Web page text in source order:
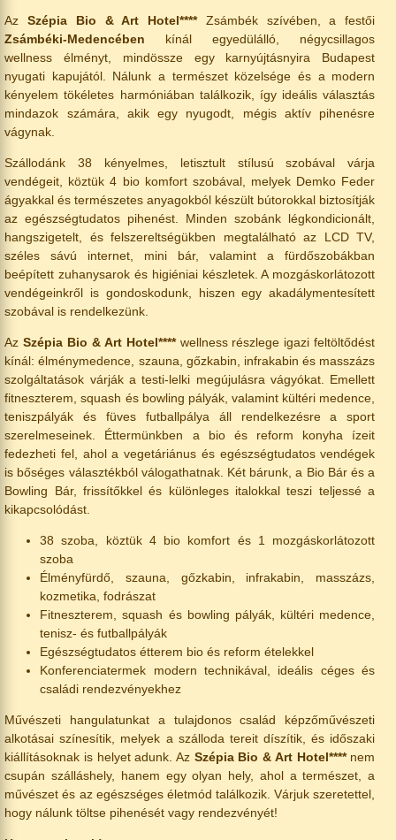
AzSzépia Bio & Art Hotel****Zsámbék szívében, a festői
Zsámbéki-Medencében kínál egyedülálló, négycsillagos
wellness élményt, mindössze egy karnyújtásnyira Budapest
nyugati kapujától. Nálunk a természet közelsége és a modern
kényelem tökéletes harmóniában találkozik, így ideális választás
mindazok számára, akik egy nyugodt, mégis aktív pihenésre
vágynak.
Szállodánk 38 kényelmes, letisztult stílusú szobával várja
vendégeit, köztük 4 bio komfort szobával, melyek Demko Feder
ágyakkal és természetes anyagokból készült bútorokkal biztosítják
az egészségtudatos pihenést. Minden szobánk légkondicionált,
hangszigetelt, és felszereltségükben megtalálható az LCD TV,
széles sávú internet, mini bár, valamint a fürdőszobákban
beépített zuhanysarok és higiéniai készletek. A mozgáskorlátozott
vendégeinkről is gondoskodunk, hiszen egy akadálymentesített
szobával is rendelkezünk.
AzSzépia Bio & Art Hotel****wellness részlege igazi feltöltődést
kínál: élménymedence, szauna, gőzkabin, infrakabin és masszázs
szolgáltatások várják a testi-lelki megújulásra vágyókat. Emellett
fitneszterem, squash és bowling pályák, valamint kültéri medence,
teniszpályák és füves futballpálya áll rendelkezésre a sport
szerelmeseinek. Éttermünkben a bio és reform konyha ízeit
fedezheti fel, ahol a vegetáriánus és egészségtudatos vendégek
is bőséges választékból válogathatnak. Két bárunk, a Bio Bár és a
Bowling Bár, frissítőkkel és különleges italokkal teszi teljessé a
kikapcsolódást.
38 szoba, köztük 4 bio komfort és 1 mozgáskorlátozott
szoba
Élményfürdő, szauna, gőzkabin, infrakabin, masszázs,
kozmetika, fodrászat
Fitneszterem, squash és bowling pályák, kültéri medence,
tenisz- és futballpályák
Egészségtudatos étterem bio és reform ételekkel
Konferenciatermek modern technikával, ideális céges és
családi rendezvényekhez
Művészeti hangulatunkat a tulajdonos család képzőművészeti
alkotásai színesítik, melyek a szálloda tereit díszítik, és időszaki
kiállításoknak is helyet adunk. Az Szépia Bio & Art Hotel****nem
csupán szálláshely, hanem egy olyan hely, ahol a természet, a
művészet és az egészséges életmód találkozik. Várjuk szeretettel,
hogy nálunk töltse pihenését vagy rendezvényét!